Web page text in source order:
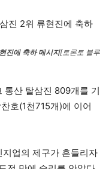
진에 축하 메시지[토론토 블루
통산 탈삼진 809개를 기
호(1천715개)에 이어
업의 제구가 흔들리자